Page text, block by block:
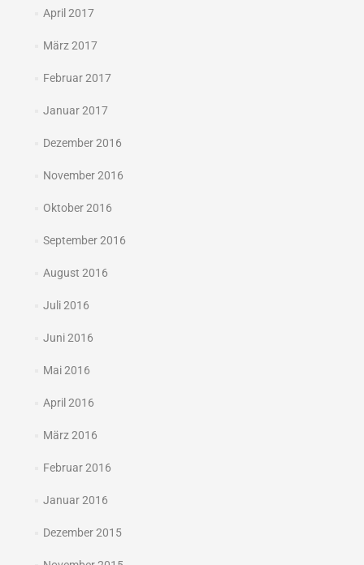
April 2017
März 2017
Februar 2017
Januar 2017
Dezember 2016
November 2016
Oktober 2016
September 2016
August 2016
Juli 2016
Juni 2016
Mai 2016
April 2016
März 2016
Februar 2016
Januar 2016
Dezember 2015